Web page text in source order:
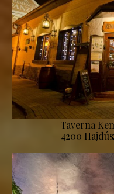
Taverna
4200